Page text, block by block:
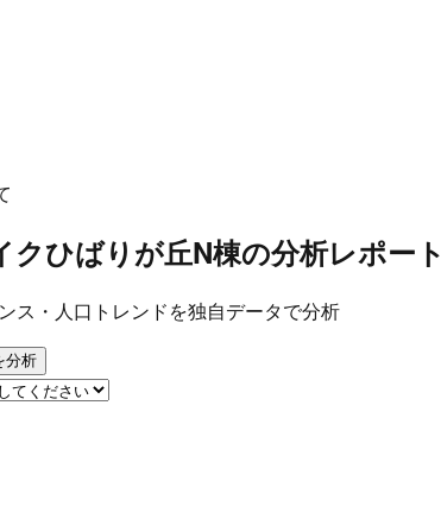
クひばりが丘N棟の分析レポート
ス・人口トレンドを独自データで分析
分析